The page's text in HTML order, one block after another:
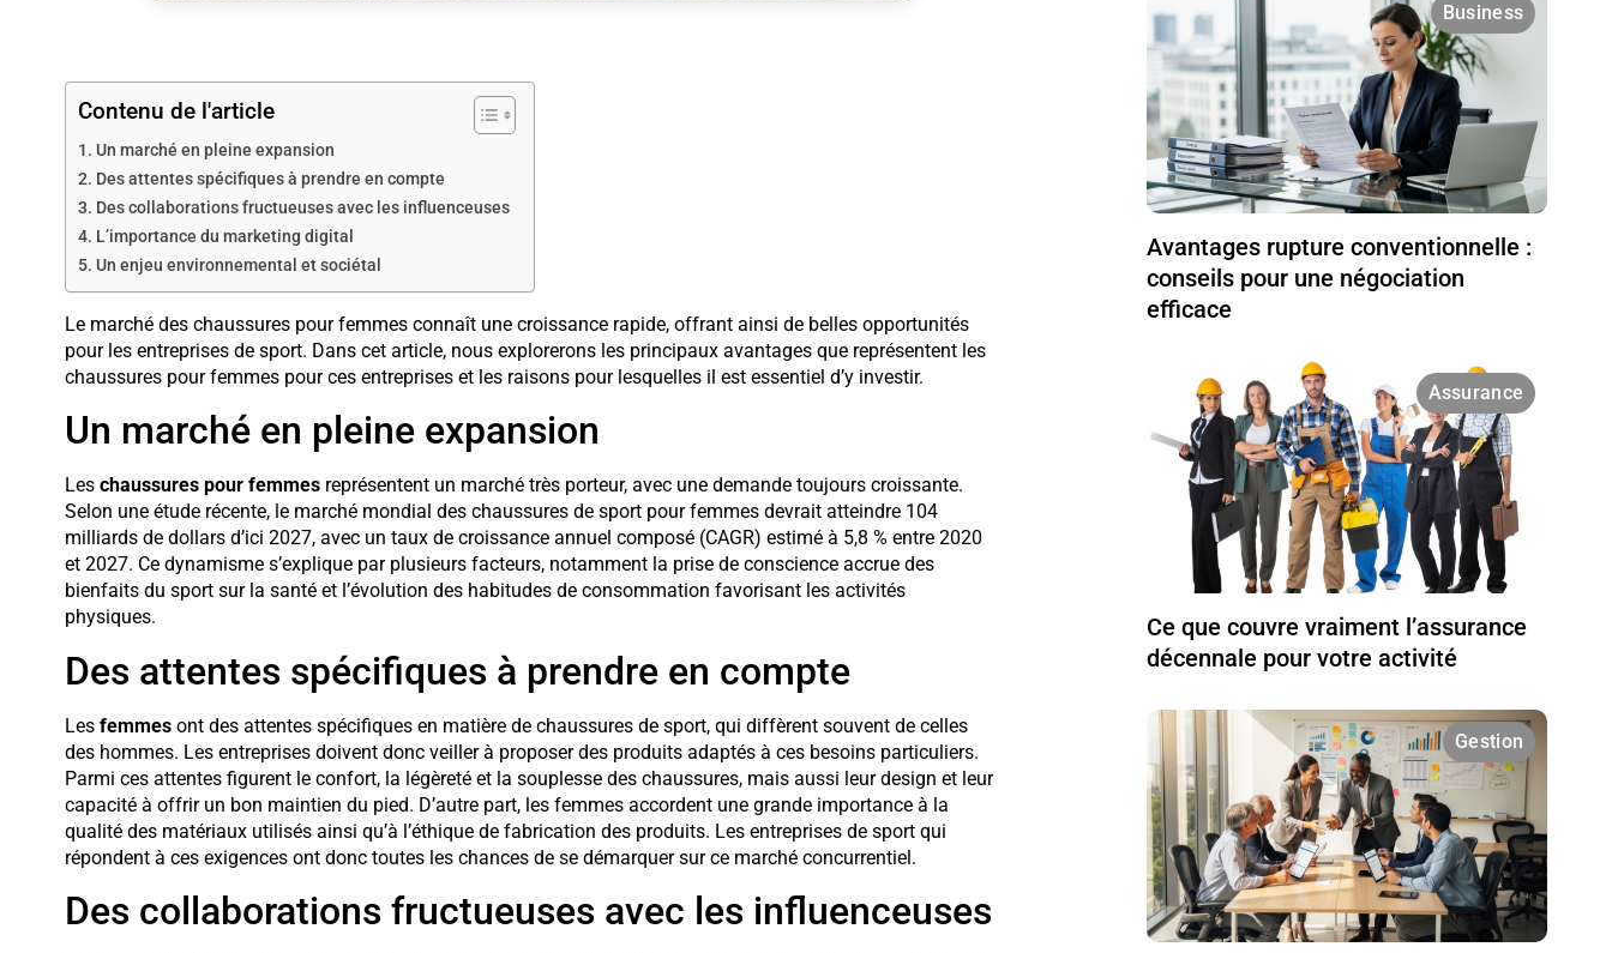
Contenu de l'article
Un marché en pleine expansion
Des attentes spécifiques à prendre en compte
Des collaborations fructueuses avec les influenceuses
L’importance du marketing digital
Un enjeu environnemental et sociétal
Le marché des chaussures pour femmes connaît une croissance rapide, offrant ainsi de belles opportunités
pour les entreprises de sport. Dans cet article, nous explorerons les principaux avantages que représentent les
chaussures pour femmes pour ces entreprises et les raisons pour lesquelles il est essentiel d’y investir.
Un marché en pleine expansion
Les chaussures pour femmesreprésentent un marché très porteur, avec une demande toujours croissante.
Selon une étude récente, le marché mondial des chaussures de sport pour femmes devrait atteindre 104
milliards de dollars d’ici 2027, avec un taux de croissance annuel composé (CAGR) estimé à 5,8 % entre 2020
et 2027. Ce dynamisme s’explique par plusieurs facteurs, notamment la prise de conscience accrue des
bienfaits du sport sur la santé et l’évolution des habitudes de consommation favorisant les activités
physiques.
Des attentes spécifiques à prendre en compte
Les femmesont des attentes spécifiques en matière de chaussures de sport, qui diffèrent souvent de celles
des hommes. Les entreprises doivent donc veiller à proposer des produits adaptés à ces besoins particuliers.
Parmi ces attentes figurent le confort, la légèreté et la souplesse des chaussures, mais aussi leur design et leur
capacité à offrir un bon maintien du pied. D’autre part, les femmes accordent une grande importance à la
qualité des matériaux utilisés ainsi qu’à l’éthique de fabrication des produits. Les entreprises de sport qui
répondent à ces exigences ont donc toutes les chances de se démarquer sur ce marché concurrentiel.
Des collaborations fructueuses avec les influenceuses
Business
Avantages rupture conventionnelle :
conseils pour une négociation
efficace
Assurance
Ce que couvre vraiment l’assurance
décennale pour votre activité
Gestion